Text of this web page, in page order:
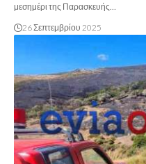
μεσημέρι της Παρασκευής…
26 Σεπτεμβρίου 2025